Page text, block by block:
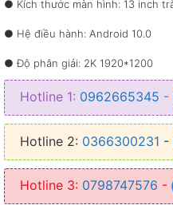
● Kích thước màn hình: 13 inch
● Hệ điều hành: Android 10.0
● Độ phân giải: 2K 1920*1200
● Bộ nhớ: RAM 4GB – ROM 32GB
● Chip: MTK8667
● Bộ xử lý: ARM Cortex-A75 2.00
● Chia đôi màn hình: Có hỗ trợ
Hotline 1: 0962665345 -
Hotline 2: 0366300231 -
Hotline 3: 0798747576 -